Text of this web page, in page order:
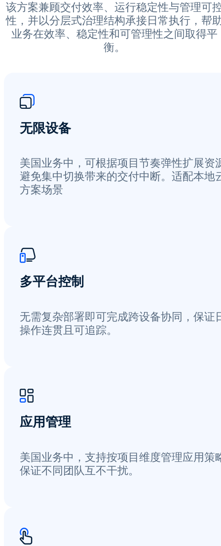
该方案兼顾交付效率、运行稳定性与管理可
性，并以分层式治理结构承接日常执行，帮
业务在效率、稳定性和可管理性之间取得平
衡。
无限设备
美国业务中，可根据项目节奏弹性扩展资
避免集中切换带来的交付中断。适配本地
方案场景
多平台控制
无需复杂部署即可完成跨设备协同，保证
操作连贯且可追踪。
应用管理
美国业务中，支持按项目维度管理应用策
保证不同团队互不干扰。